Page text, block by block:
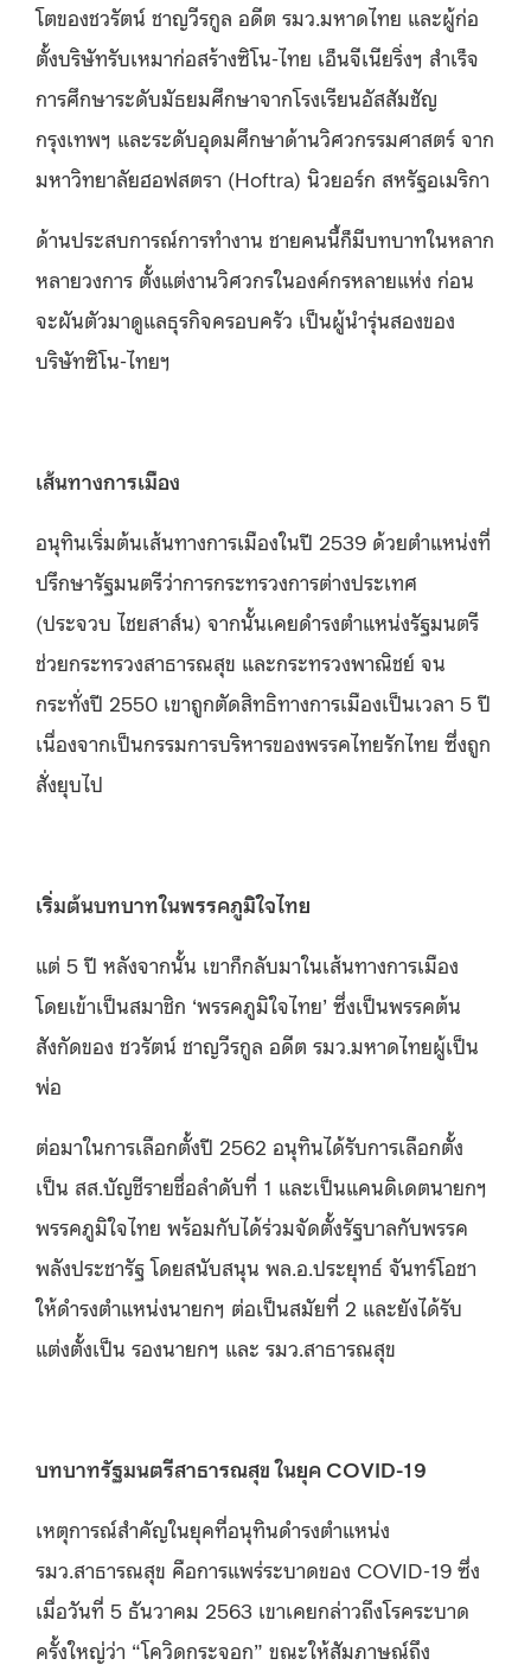
โตของชวรัตน์ ชาญวีรกูล อดีต รมว.มหาดไทย และผู้ก่อ
ตั้งบริษัทรับเหมาก่อสร้างซิโน-ไทย เอ็นจีเนียริ่งฯ สำเร็จ
การศึกษาระดับมัธยมศึกษาจากโรงเรียนอัสสัมชัญ
กรุงเทพฯ และระดับอุดมศึกษาด้านวิศวกรรมศาสตร์ จาก
มหาวิทยาลัยฮอฟสตรา (Hoftra) นิวยอร์ก​ สหรัฐอเมริกา
ด้านประสบการณ์การทำงาน ชายคนนี้ก็มีบทบาทในหลาก
หลายวงการ ตั้งแต่งานวิศวกรในองค์กรหลายแห่ง ก่อน
จะผันตัวมาดูแลธุรกิจครอบครัว เป็นผู้นำรุ่นสองของ
บริษัทซิโน-ไทยฯ
เส้นทางการเมือง
อนุทินเริ่มต้นเส้นทางการเมืองในปี 2539 ด้วยตำแหน่งที่
ปรึกษารัฐมนตรีว่าการกระทรวงการต่างประเทศ
(ประจวบ ไชยสาส์น) จากนั้นเคยดำรงตำแหน่งรัฐมนตรี
ช่วยกระทรวงสาธารณสุข และกระทรวงพาณิชย์ จน
กระทั่งปี 2550 เขาถูกตัดสิทธิทางการเมืองเป็นเวลา 5 ปี
เนื่องจากเป็นกรรมการบริหารของพรรคไทยรักไทย ซึ่งถูก
สั่งยุบไป
เริ่มต้นบทบาทในพรรคภูมิใจไทย
แต่ 5 ปี หลังจากนั้น เขาก็กลับมาในเส้นทางการเมือง
โดยเข้าเป็นสมาชิก ‘พรรคภูมิใจไทย’ ซึ่งเป็นพรรคต้น
สังกัดของ ชวรัตน์ ชาญวีรกูล อดีต รมว.มหาดไทยผู้เป็น
พ่อ
ต่อมาในการเลือกตั้งปี 2562 อนุทินได้รับการเลือกตั้ง
เป็น สส.บัญชีรายชื่อลำดับที่ 1 และเป็นแคนดิเดตนายกฯ
พรรคภูมิใจไทย พร้อมกับได้ร่วมจัดตั้งรัฐบาลกับพรรค
พลังประชารัฐ โดยสนับสนุน พล.อ.ประยุทธ์ จันทร์โอชา
ให้ดำรงตำแหน่งนายกฯ ต่อเป็นสมัยที่ 2 และยังได้รับ
แต่งตั้งเป็น รองนายกฯ และ รมว.สาธารณสุข
บทบาทรัฐมนตรีสาธารณสุข ในยุค COVID-19
เหตุการณ์สำคัญในยุคที่อนุทินดำรงตำแหน่ง
รมว.สาธารณสุข คือการแพร่ระบาดของ COVID-19 ซึ่ง
เมื่อวันที่ 5 ธันวาคม 2563 เขาเคยกล่าวถึงโรคระบาด
ครั้งใหญ่ว่า “โควิดกระจอก” ขณะให้สัมภาษณ์ถึง